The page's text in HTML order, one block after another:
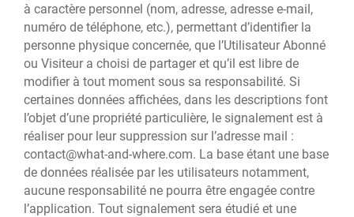
à caractère personnel (nom, adresse, adresse e-mail,
numéro de téléphone, etc.), permettant d’identifier la
personne physique concernée, que l’Utilisateur Abonné
ou Visiteur a choisi de partager et qu’il est libre de
modifier à tout moment sous sa responsabilité. Si
certaines données affichées, dans les descriptions font
l’objet d’une propriété particulière, le signalement est à
réaliser pour leur suppression sur l’adresse mail :
contact@what-and-where.com. La base étant une base
de données réalisée par les utilisateurs notamment,
aucune responsabilité ne pourra être engagée contre
l’application. Tout signalement sera étudié et une